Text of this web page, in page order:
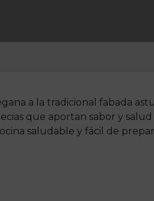
a la tradicional fabada
que aportan sabor y
saludable y fácil de